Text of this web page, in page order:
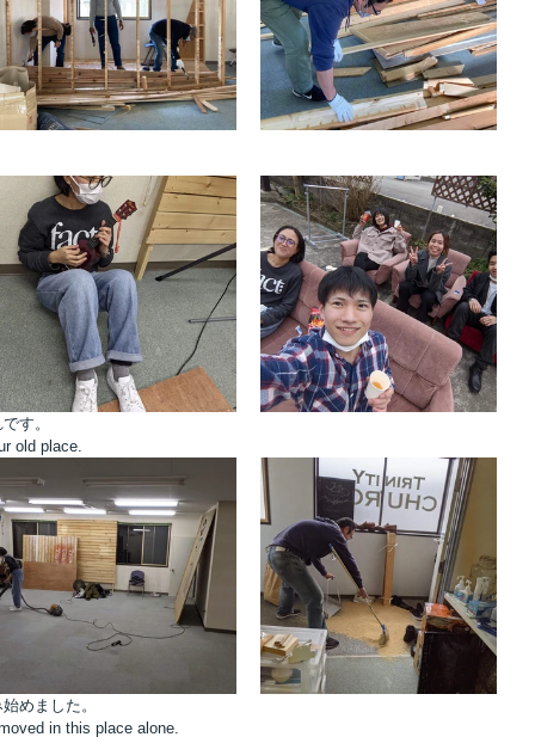
す。
old place.
めました。
in this place alone.